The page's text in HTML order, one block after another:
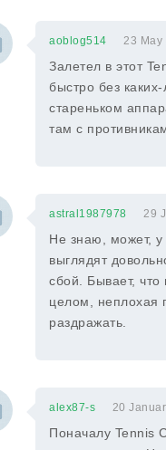
aoblog514 23 May
Залетел в этот
быстро без
стареньком
там с
astral1987978 29
Не знаю, может, у
выглядят
сбой. Бывает, что
целом, неплохая
раздражать.
alex87-s 20
Поначалу Tennis